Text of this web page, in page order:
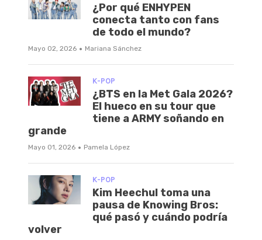
¿Por qué ENHYPEN
conecta tanto con fans
de todo el mundo?
Mayo 02, 2026 · Mariana Sánchez
K-POP
¿BTS en la Met Gala 2026?
El hueco en su tour que
tiene a ARMY soñando en
grande
Mayo 01, 2026 · Pamela López
K-POP
Kim Heechul toma una
pausa de Knowing Bros:
qué pasó y cuándo podría
volver